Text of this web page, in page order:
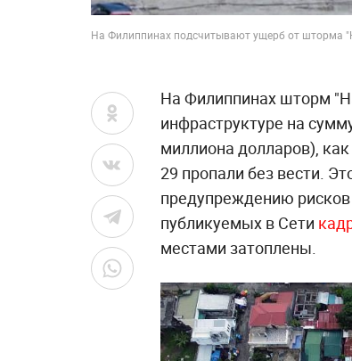
На Филиппинах подсчитывают ущерб от шторма
На Филиппинах шторм
инфраструктуре на
миллиона долларов),
29 пропали без вести.
предупреждению
публикуемых в Сети
местами затоплены.